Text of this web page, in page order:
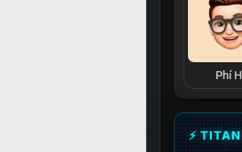
Phí
⚡